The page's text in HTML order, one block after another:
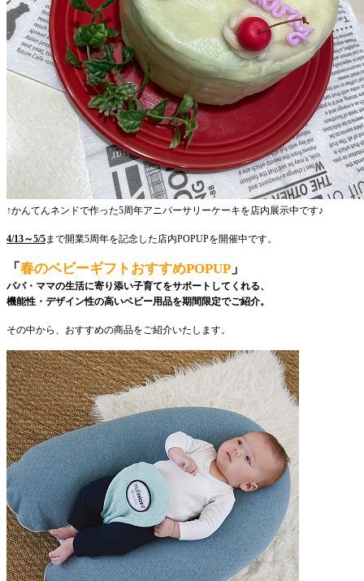
↑かんてんネンドで作った5周年アニバーサリーケーキを店内展示中です♪
4/13～5/5まで開業5周年を記念した店内POPUPを開催中です。
「 春のベビーギフトおすすめPOPUP 」
パパ・ママの生活に寄り添い子育てをサポートしてくれる、
機能性・デザイン性の高いベビー用品を期間限定でご紹介。
その中から、おすすめの商品をご紹介いたします。